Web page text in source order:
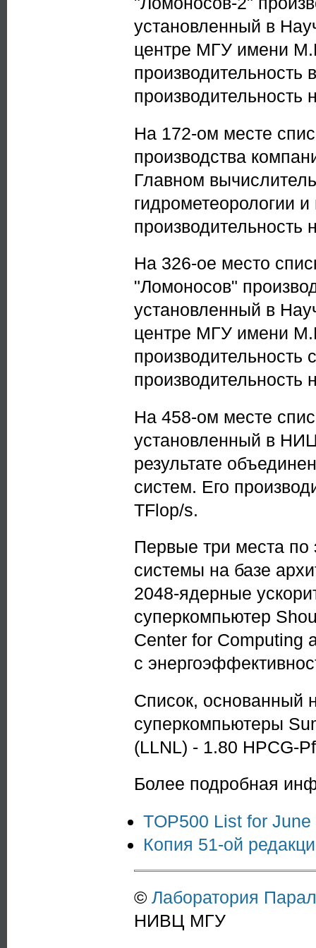
установленный в
центре МГУ имени
производительность
На 172-ом месте
производства
Главном
гидрометеорологии
производительность
На 326-ое место
"Ломоносов"
установленный в
центре МГУ имени
производительность
производительность
На 458-ом месте
установленный в
результате
систем. Его
TFlop/s.
Первые три места по
системы на базе
2048-ядерные
суперкомпьютер
Center for Computing
с
Список, основанный
суперкомпьютеры
(LLNL) - 1.80 HPCG-
Более подробная
TOP500 List for June
Копия 51-ой
© Лаборатория
НИВЦ МГУ